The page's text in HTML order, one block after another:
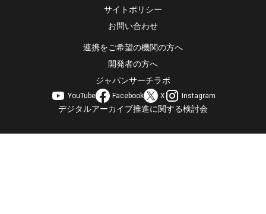
サイトポリシー
お問い合わせ
連携をご希望の機関の方へ
開発者の方へ
ジャパンサーチラボ
YouTube Facebook X Instagram
デジタルアーカイブ推進に関する検討会